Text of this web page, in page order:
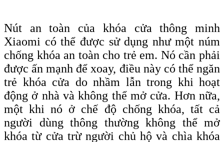
Nút an toàn của khóa cửa thông minh
Xiaomi có thể được sử dụng như một núm
chống khóa an toàn cho trẻ em. Nó cần phải
được ấn mạnh để xoay, điều này có thể ngăn
trẻ khóa cửa do nhầm lẫn trong khi hoạt
động ở nhà và không thể mở cửa. Hơn nữa,
một khi nó ở chế độ chống khóa, tất cả
người dùng thông thường không thể mở
khóa từ cửa trừ người chủ hộ và chìa khóa